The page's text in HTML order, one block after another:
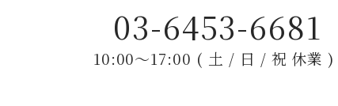
03-6453-6681
10:00〜17:00 ( 土 / 日 / 祝 休業 )